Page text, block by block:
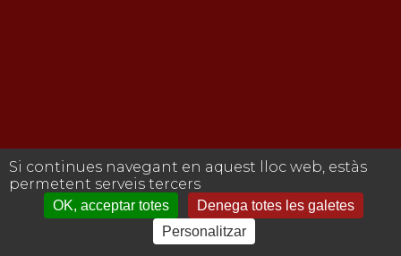
Si continues navegant en aquest lloc web, estàs
permetent serveis tercers
OK, acceptar totes
Denega totes les galetes
Personalitzar